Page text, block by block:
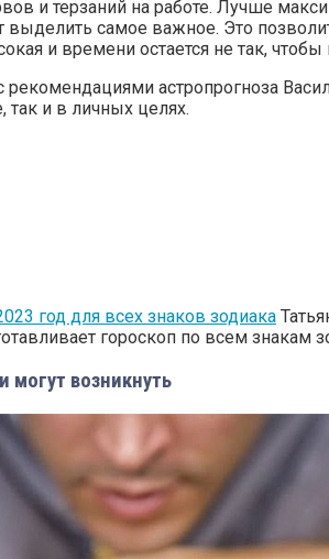
и терзаний на работе. Лучше
самое важное. Это
и времени остается не так,
рекомендациями астропрогноза
так и в личных целях.
год для всех знаков зодиака
гороскоп по всем знакам
могут возникнуть